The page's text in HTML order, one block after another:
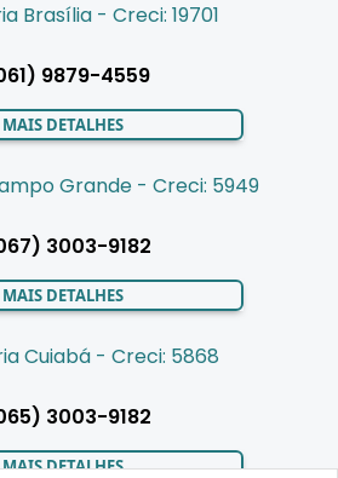
Brasília - Creci: 19701
9879-4559
MAIS DETALHES
Grande - Creci: 5949
3003-9182
MAIS DETALHES
Cuiabá - Creci: 5868
3003-9182
MAIS DETALHES